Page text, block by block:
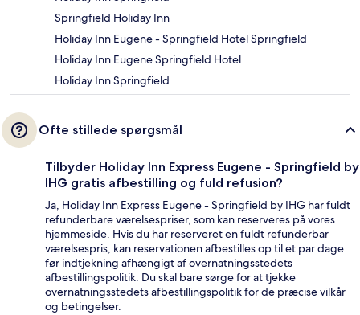
Springfield Holiday Inn
Holiday Inn Eugene - Springfield Hotel Springfield
Holiday Inn Eugene Springfield Hotel
Holiday Inn Springfield
Ofte stillede spørgsmål
Tilbyder Holiday Inn Express Eugene - Springfield by
IHG gratis afbestilling og fuld refusion?
Ja, Holiday Inn Express Eugene - Springfield by IHG har fuldt
refunderbare værelsespriser, som kan reserveres på vores
hjemmeside. Hvis du har reserveret en fuldt refunderbar
værelsespris, kan reservationen afbestilles op til et par dage
før indtjekning afhængigt af overnatningsstedets
afbestillingspolitik. Du skal bare sørge for at tjekke
overnatningsstedets afbestillingspolitik for de præcise vilkår
og betingelser.